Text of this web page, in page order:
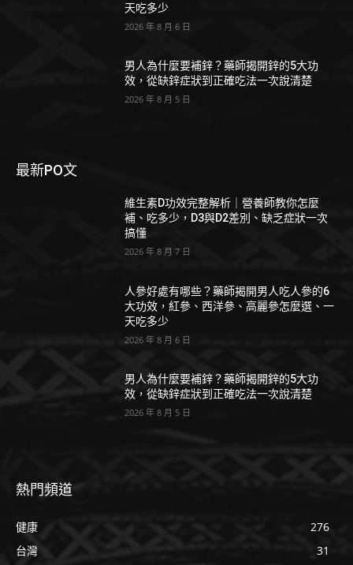
天吃多少
2026 年 8 月 6 日
男人為什麼要補鋅？藥師揭開鋅的5大功
效，從缺鋅症狀到正確吃法一次說清楚
2026 年 8 月 5 日
最新PO文
維生素D功效完整解析｜營養師教你怎麼
補、吃多少，D3與D2差別、缺乏症狀一次
搞懂
2026 年 8 月 7 日
人參好處有哪些？藥師揭開男人吃人參的6
大功效，紅參、西洋參、高麗參怎麼選、一
天吃多少
2026 年 8 月 6 日
男人為什麼要補鋅？藥師揭開鋅的5大功
效，從缺鋅症狀到正確吃法一次說清楚
2026 年 8 月 5 日
熱門頻道
健康
276
台灣
31